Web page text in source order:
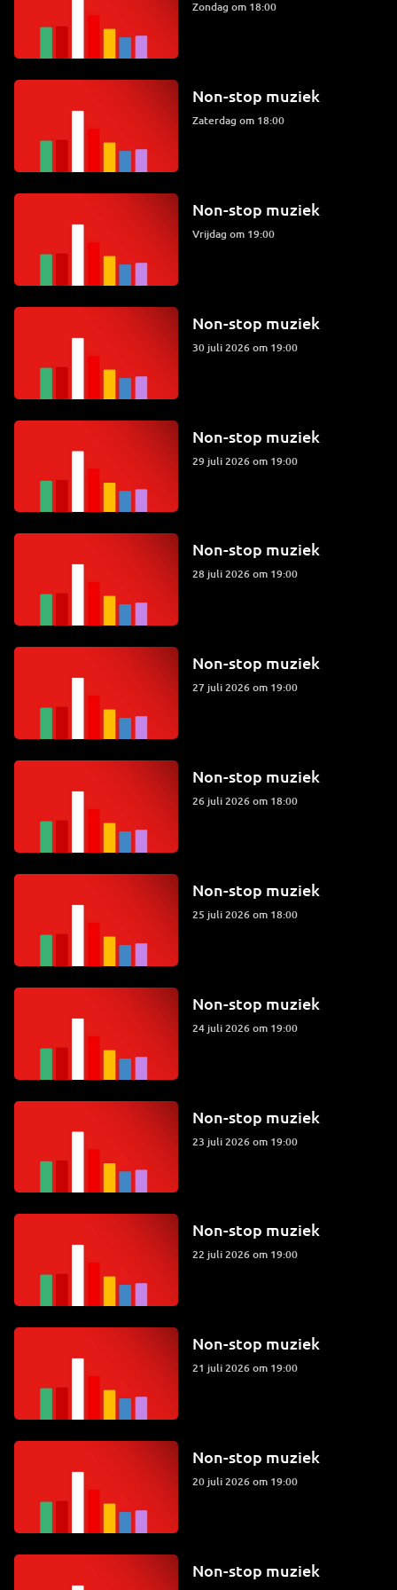
zondag om 18:00
Non-stop muziek
zaterdag om 18:00
Non-stop muziek
vrijdag om 19:00
Non-stop muziek
30 juli 2026 om 19:00
Non-stop muziek
29 juli 2026 om 19:00
Non-stop muziek
28 juli 2026 om 19:00
Non-stop muziek
27 juli 2026 om 19:00
Non-stop muziek
26 juli 2026 om 18:00
Non-stop muziek
25 juli 2026 om 18:00
Non-stop muziek
24 juli 2026 om 19:00
Non-stop muziek
23 juli 2026 om 19:00
Non-stop muziek
22 juli 2026 om 19:00
Non-stop muziek
21 juli 2026 om 19:00
Non-stop muziek
20 juli 2026 om 19:00
Non-stop muziek